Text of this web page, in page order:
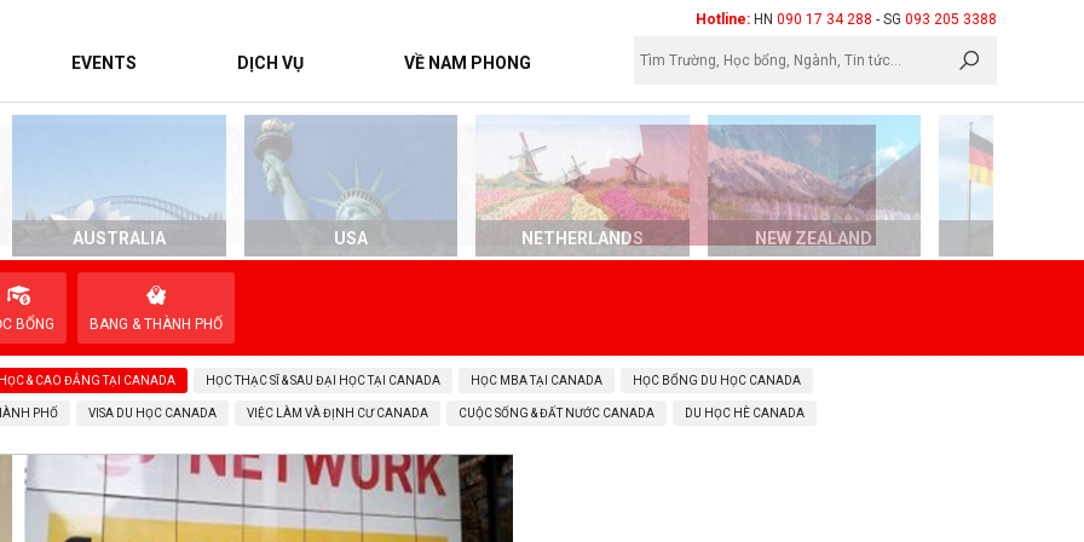
Hotline: HN 090 17 34 288 - SG 093 205 3388
EVENTS DỊCH VỤ VỀ NAM PHONG
AUSTRALIA USA NETHERLANDS NEW ZEALAND
BỔNG BANG & THÀNH PHỐ
& CAO ĐẲNG TẠI CANADA HỌC THẠC SĨ & SAU ĐẠI HỌC TẠI CANADA HỌC MBA TẠI CANADA HỌC BỔNG DU HỌC CANADA
PHỐ VISA DU HỌC CANADA VIỆC LÀM VÀ ĐỊNH CƯ CANADA CUỘC SỐNG & ĐẤT NƯỚC CANADA DU HỌC HÈ CANADA